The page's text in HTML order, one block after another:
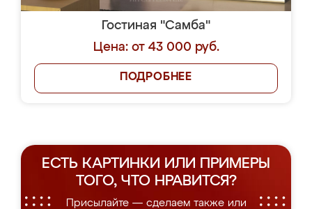
Гостиная "Самба"
Цена: от 43 000 руб.
ПОДРОБНЕЕ
ЕСТЬ КАРТИНКИ ИЛИ ПРИМЕРЫ
ТОГО, ЧТО НРАВИТСЯ?
Присылайте — сделаем также или